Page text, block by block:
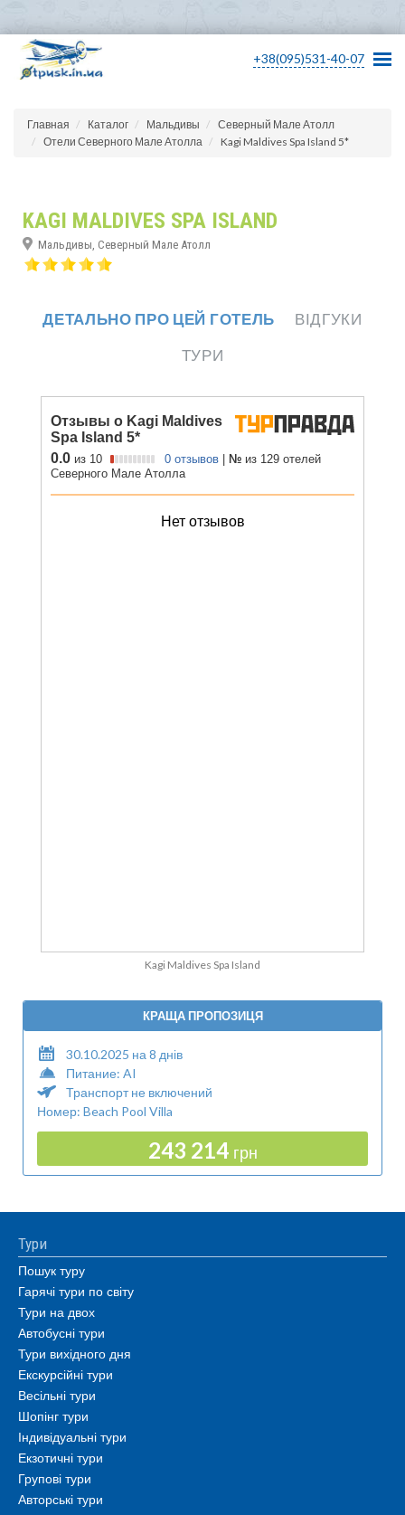
+38(095)531-40-07
Главная Каталог Мальдивы
Северный Мале Атолл
Отели Северного Мале Атолла
Kagi Maldives Spa Island 5*
KAGI MALDIVES SPA ISLAND
Мальдивы, Северный Мале Атолл
ДЕТАЛЬНО ПРО ЦЕЙ ГОТЕЛЬ
ВІДГУКИ
ТУРИ
Kagi Maldives Spa Island
КРАЩА ПРОПОЗИЦЯ
30.10.2025 на 8 днів
Питание: AI
Транспорт не включений
Номер: Beach Pool Villa
243 214 грн
Тури
Пошук туру
Гарячі тури по світу
Тури на двох
Автобусні тури
Тури вихідного дня
Екскурсійні тури
Весільні тури
Шопінг тури
Індивідуальні тури
Екзотичні тури
Групові тури
Авторські тури